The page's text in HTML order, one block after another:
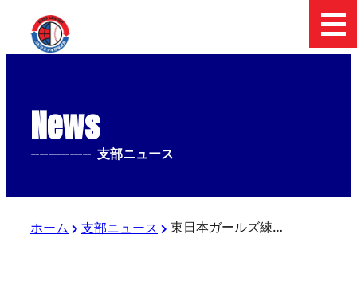
News
-------------- 支部ニュース
ホーム 支部ニュース 東日本ガールズ練習会